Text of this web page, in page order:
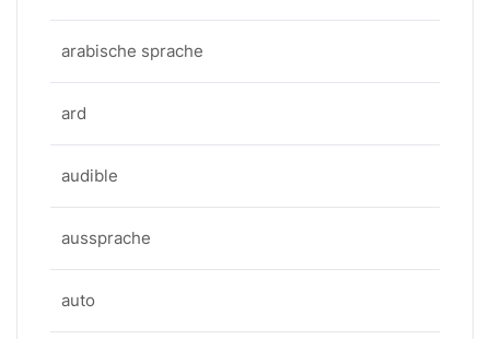
arabische sprache
ard
audible
aussprache
auto